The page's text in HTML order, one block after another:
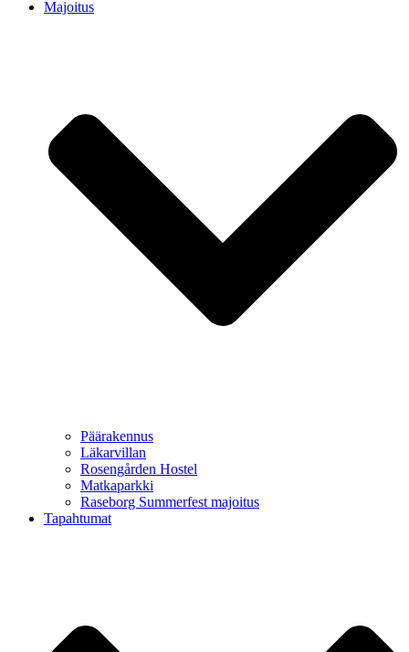
Majoitus
Päärakennus
Läkarvillan
Rosengården Hostel
Matkaparkki
Raseborg Summerfest majoitus
Tapahtumat